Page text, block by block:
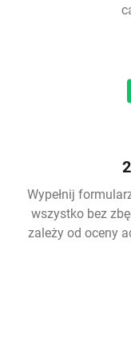
Wypełnij
wszystko bez
zależy od oceny